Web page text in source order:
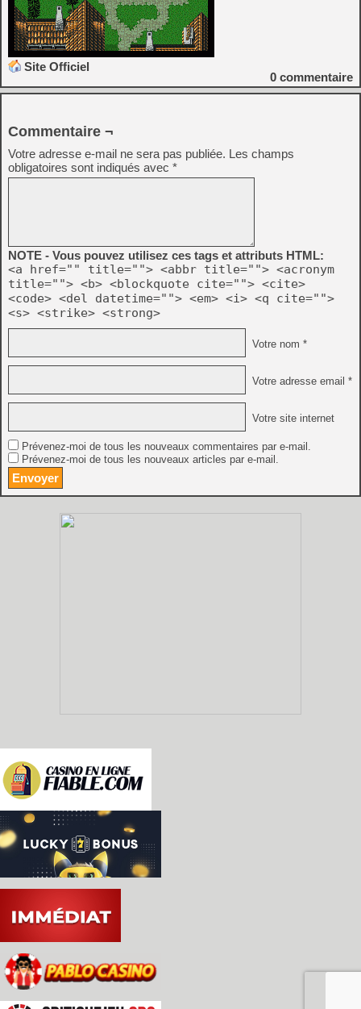
Site Officiel
0 commentaire
Commentaire ¬
Votre adresse e-mail ne sera pas publiée. Les champs
obligatoires sont indiqués avec *
NOTE - Vous pouvez utilisez ces tags et attributs HTML:
<a href="" title=""> <abbr title=""> <acronym
title=""> <b> <blockquote cite=""> <cite>
<code> <del datetime=""> <em> <i> <q cite="">
<s> <strike> <strong>
Votre nom *
Votre adresse email *
Votre site internet
Prévenez-moi de tous les nouveaux commentaires par e-mail.
Prévenez-moi de tous les nouveaux articles par e-mail.